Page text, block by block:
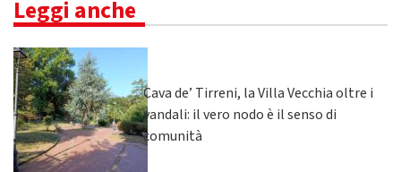
Leggi anche
Cava de’ Tirreni, la Villa Vecchia oltre i
vandali: il vero nodo è il senso di
comunità